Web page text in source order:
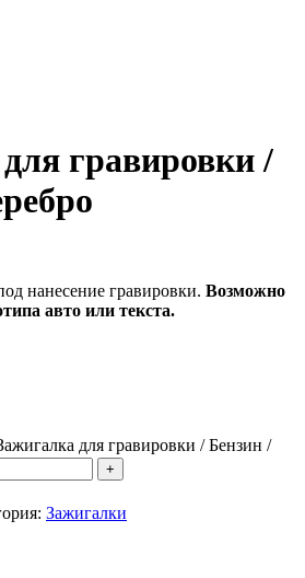
гравировки /
нанесение гравировки. Возможно
авто или текста.
для гравировки / Бензин /
Зажигалки